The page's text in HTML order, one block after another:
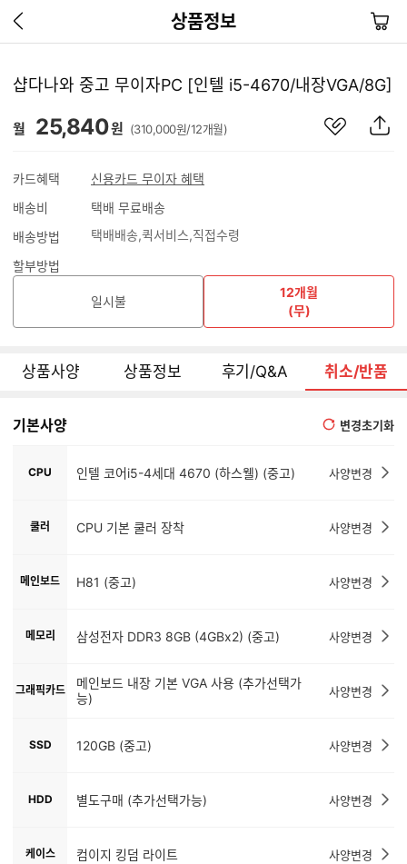
상품정보
이
지
기
장
바
샵다나와 중고 무이자PC [인텔 i5-4670/내장VGA/8G]
월 25,840원 (310,000원/12개월)
카드혜택
신용카드 무이자 혜택
배송비
택배 무료배송
배송방법
택배배송 퀵서비스 직접수령
할부방법
일시불
12개월
(무)
상품사양 상품정보 후기/Q&A 취소/반품
기본사양 변경초기화
CPU 인텔 코어i5-4세대 4670 (하스웰) (중고) 사양변경
쿨러 CPU 기본 쿨러 장착 사양변경
메인보드 H81 (중고) 사양변경
메모리 삼성전자 DDR3 8GB (4GBx2) (중고) 사양변경
그래픽카드
메인보드 내장 기본 VGA 사용 (추가선택가
능)
사양변경
SSD 120GB (중고) 사양변경
HDD 별도구매 (추가선택가능) 사양변경
케이스 컴이지 킹덤 라이트 사양변경